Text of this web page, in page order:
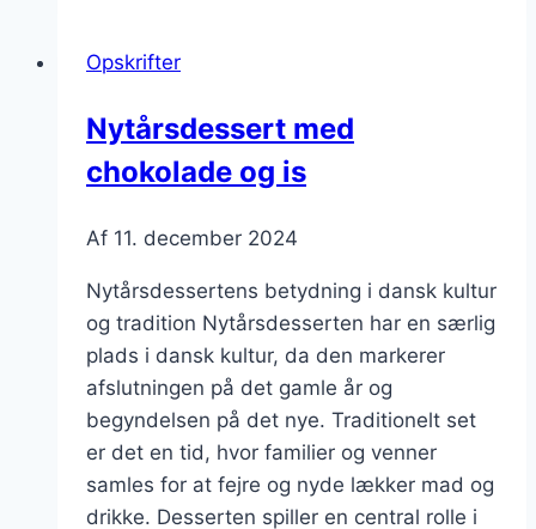
Opskrifter
Nytårsdessert med
chokolade og is
Af 11. december 2024
Nytårsdessertens betydning i dansk kultur
og tradition Nytårsdesserten har en særlig
plads i dansk kultur, da den markerer
afslutningen på det gamle år og
begyndelsen på det nye. Traditionelt set
er det en tid, hvor familier og venner
samles for at fejre og nyde lækker mad og
drikke. Desserten spiller en central rolle i